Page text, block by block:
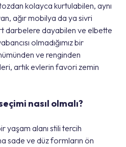
kolayca kurtulabilen, aynı
ağır mobilya da ya sivri
darbelere dayabilen ve elbette
olmadığımız bir
ve renginden
artık evlerin favori zemin
nasıl olmalı?
yaşam alanı stili tercih
sade ve düz formların ön